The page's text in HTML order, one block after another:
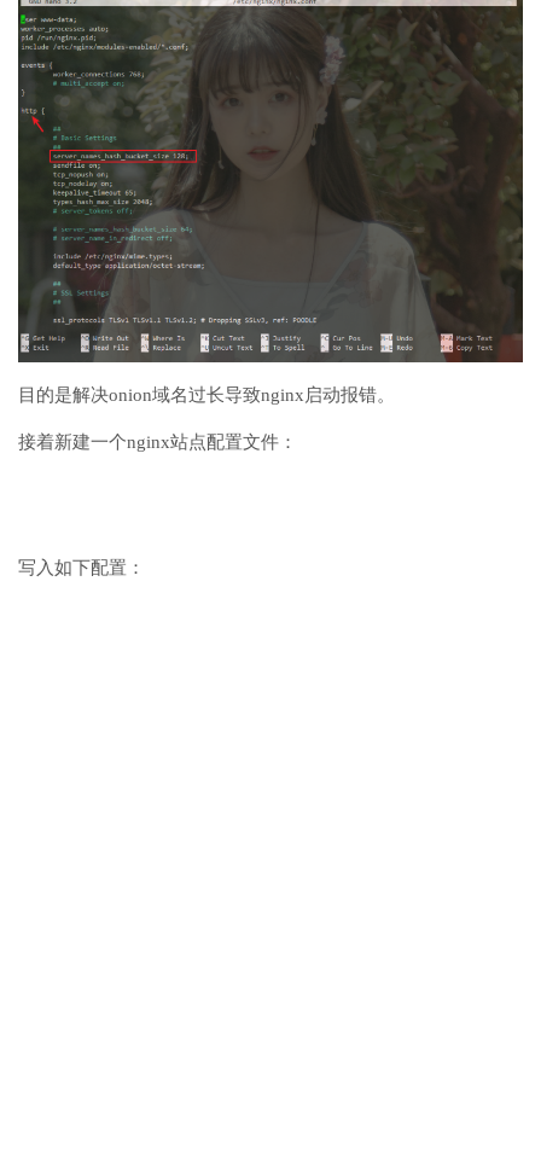
目的是解决onion域名过长导致nginx启动报错。
接着新建一个nginx站点配置文件：
写入如下配置：